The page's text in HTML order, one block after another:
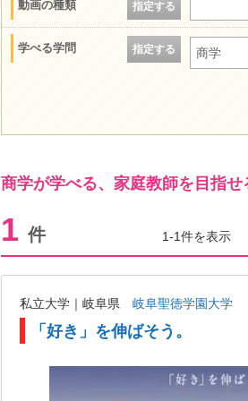
動画の種類 指定する
学べる学問 指定する 商学
商学が学べる、家庭教師を目指
1 件 1-1件を表示
私立大学｜岐阜県 岐阜聖徳学園大学
「好き」を伸ばそう。